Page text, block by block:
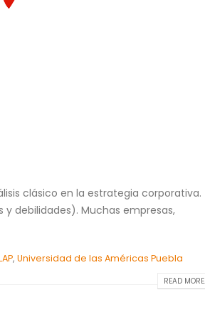
clásico en la estrategia corporativa.
debilidades). Muchas empresas,
,Universidad de las Américas Puebla
READ